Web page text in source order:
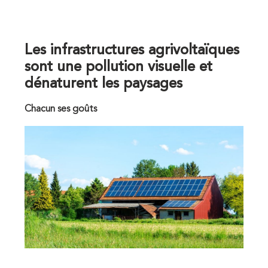
Les infrastructures agrivoltaïques
sont une pollution visuelle et
dénaturent les paysages
Chacun ses goûts